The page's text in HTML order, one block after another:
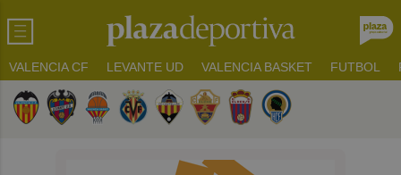
VALENCIA CF LEVANTE UD VALENCIA BASKET FUTBOL